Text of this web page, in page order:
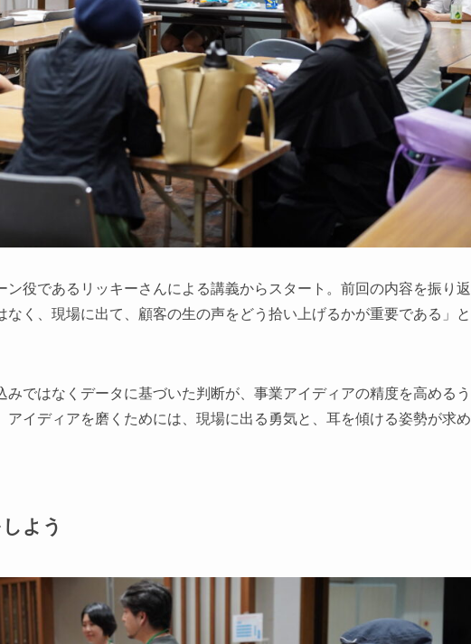
役であるリッキーさんによる講義からスタート。前回の内容を振り返
なく、現場に出て、顧客の生の声をどう拾い上げるかが重要である」と
ではなくデータに基づいた判断が、事業アイディアの精度を高めるう
アイディアを磨くためには、現場に出る勇気と、耳を傾ける姿勢が求め
よう